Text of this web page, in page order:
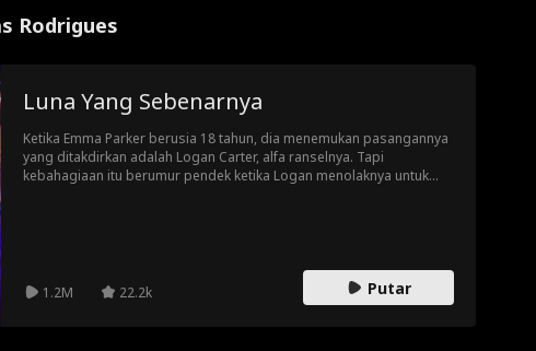
Rodrigues
Luna Yang Sebenarnya
Ketika Emma Parker berusia 18 tahun, dia menemukan pasangannya
yang ditakdirkan adalah Logan Carter, alfa ranselnya. Tapi
kebahagiaan itu berumur pendek ketika Logan menolaknya untuk
1.2M 22.2k Putar